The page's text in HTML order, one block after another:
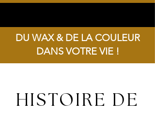
DU WAX & DE LA COULEUR
DANS VOTRE VIE !
HISTOIRE DE